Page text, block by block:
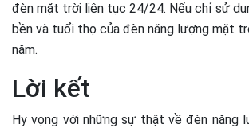
đèn mặt trời liên tục 24/24. Nếu chỉ sử
bền và tuổi thọ của đèn năng lượng mặt
năm.
Lời kết
Hy vọng với những sự thật về đèn năng